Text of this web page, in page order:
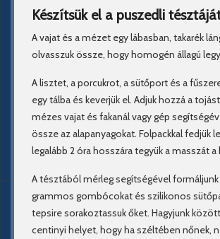
Készítsük el a puszedli
A vajat és a mézet egy lábasban, takarék
olvasszuk össze, hogy homogén állagú
A lisztet, a porcukrot, a sütőport és a
egy tálba és keverjük el. Adjuk hozzá a
mézes vajat és fakanál vagy gép
össze az alapanyagokat. Folpackkal fedjük
legalább 2 óra hosszára tegyük a masszát a
A tésztából mérleg segítségével formáljunk
grammos gombócokat és szilikonos
tepsire sorakoztassuk őket. Hagyjunk
centinyi helyet, hogy ha széltében nőnek,